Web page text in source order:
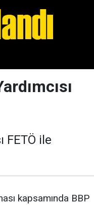
FETÖ ile
kapsamında BBP